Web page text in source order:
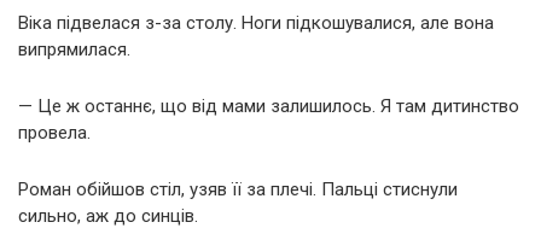
Віка підвелася з-за столу. Ноги підкошувалися, але вона
випрямилася.
— Це ж останнє, що від мами залишилось. Я там дитинство
провела.
Роман обійшов стіл, узяв її за плечі. Пальці стиснули
сильно, аж до синців.